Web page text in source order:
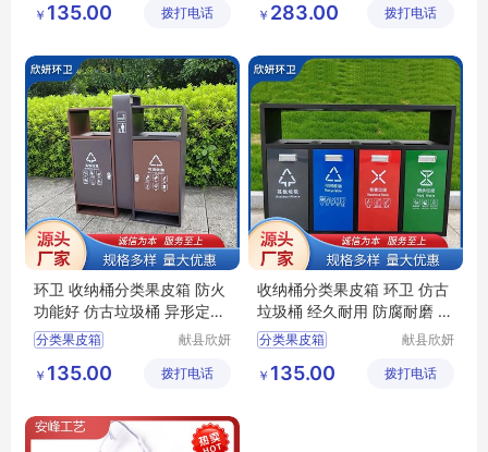
环卫分类果皮箱
收纳桶分类果皮箱
制造有限
￥ 135.00 拨打电话
环卫垃圾箱
环卫果皮箱
有限公司
￥ 283.00 拨打电话
环卫 收纳桶分类果皮箱 防火
功能好 仿古垃圾桶 异形定制
欣妍
分类果皮箱
环卫分类果皮箱
收纳桶分类果皮箱
献县欣妍
制造有限
￥ 135.00 拨打电话
收纳桶分类果皮箱 环卫 仿古
垃圾桶 经久耐用 防腐耐磨 欣
妍
分类果皮箱
环卫分类果皮箱
献县欣妍
制造有限
￥ 135.00 拨打电话